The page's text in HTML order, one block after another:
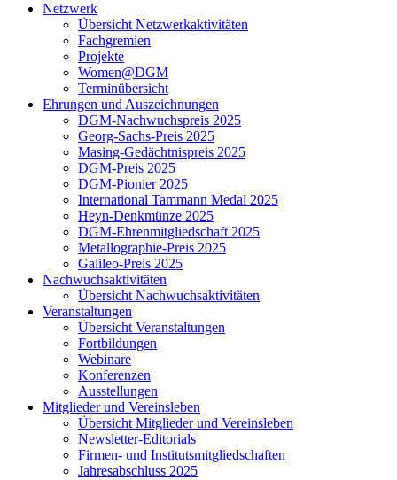
Netzwerk
Übersicht Netzwerkaktivitäten
Fachgremien
Projekte
Women@DGM
Terminübersicht
Ehrungen und Auszeichnungen
DGM-Nachwuchspreis 2025
Georg-Sachs-Preis 2025
Masing-Gedächtnispreis 2025
DGM-Preis 2025
DGM-Pionier 2025
International Tammann Medal 2025
Heyn-Denkmünze 2025
DGM-Ehrenmitgliedschaft 2025
Metallographie-Preis 2025
Galileo-Preis 2025
Nachwuchsaktivitäten
Übersicht Nachwuchsaktivitäten
Veranstaltungen
Übersicht Veranstaltungen
Fortbildungen
Webinare
Konferenzen
Ausstellungen
Mitglieder und Vereinsleben
Übersicht Mitglieder und Vereinsleben
Newsletter-Editorials
Firmen- und Institutsmitgliedschaften
Jahresabschluss 2025